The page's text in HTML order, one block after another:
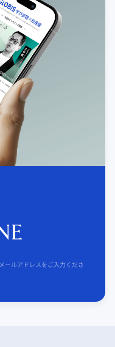
ールアドレスをご入力くださ